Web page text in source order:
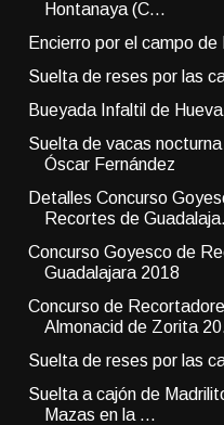
Hontanaya (C...
Encierro por el campo de
Suelta de reses por las
Bueyada Infaltil de
Suelta de vacas
Óscar Fernández
Detalles Concurso
Recortes de
Concurso Goyesco de
Guadalajara 2018
Concurso de
Almonacid de Zorita
Suelta de reses por las
Suelta a cajón de
Mazas en la ...